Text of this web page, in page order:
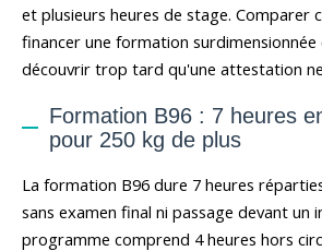
et plusieurs heures de stage. Comparer
financer une formation surdimensionnée
découvrir trop tard qu'une attestation
Formation B96 : 7 heures
pour 250 kg de plus
La formation B96 dure 7 heures
sans examen final ni passage devant un
programme comprend 4 heures hors